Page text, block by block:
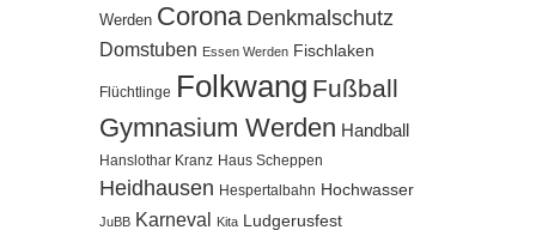
Werden Corona Denkmalschutz
Domstuben Essen Werden Fischlaken
Flüchtlinge Folkwang Fußball
Gymnasium Werden Handball
Hanslothar Kranz Haus Scheppen
Heidhausen Hespertalbahn Hochwasser
JuBB Karneval Kita Ludgerusfest